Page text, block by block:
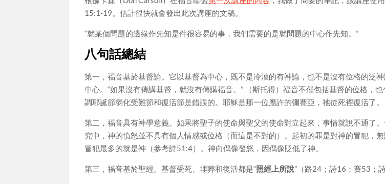
15:1-19。估計很快就會發出此次講座的文稿。
“就某個問題的邊緣作先知是件很容易的事，我們需要的是就問題的中心作先知。”
八句話總結
第一，福音基於基督論。它以基督為中心，既不是冷漠的有神論，也不是沒有位格的泛
中心。“如果沒有傳講基督，就沒有傳講福音。” （斯托得）福音不僅包括基督的位格，
調耶誕節弱化受難節和復活節是錯誤的。耶穌是那一位應許的彌賽亞，祂從死裡復活了。
第二，福音具有神學意義。如果將聖子的使命與聖父的使命對立起來，事情就說不通了
究中，神的憤怒並不具有個人情感或位格（而這是不對的）。起初的罪是對神的冒犯，
冒犯最多的就是神（參考詩51:4）。神向偶像發怒，因偶像貶低了神。
第三，福音基於聖經。基督受死、埋葬和復活都是“照經上所說”（路24；詩16；賽53；詩